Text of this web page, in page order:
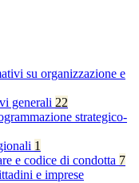
su organizzazione e
generali 22
strategico-
1
e codice di condotta 7
e imprese